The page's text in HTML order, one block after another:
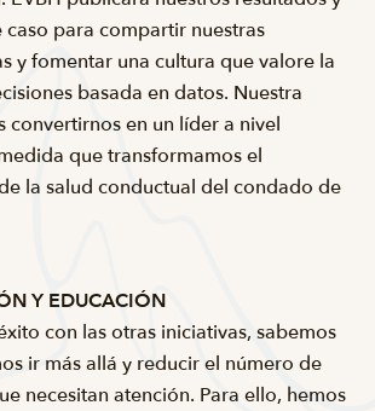
caso para compartir nuestras
y fomentar una cultura que valore la
basada en datos. Nuestra
convertirnos en un líder a nivel
que transformamos el
la salud conductual del condado de
Y EDUCACIÓN
con las otras iniciativas, sabemos
ir más allá y reducir el número de
necesitan atención. Para ello, hemos